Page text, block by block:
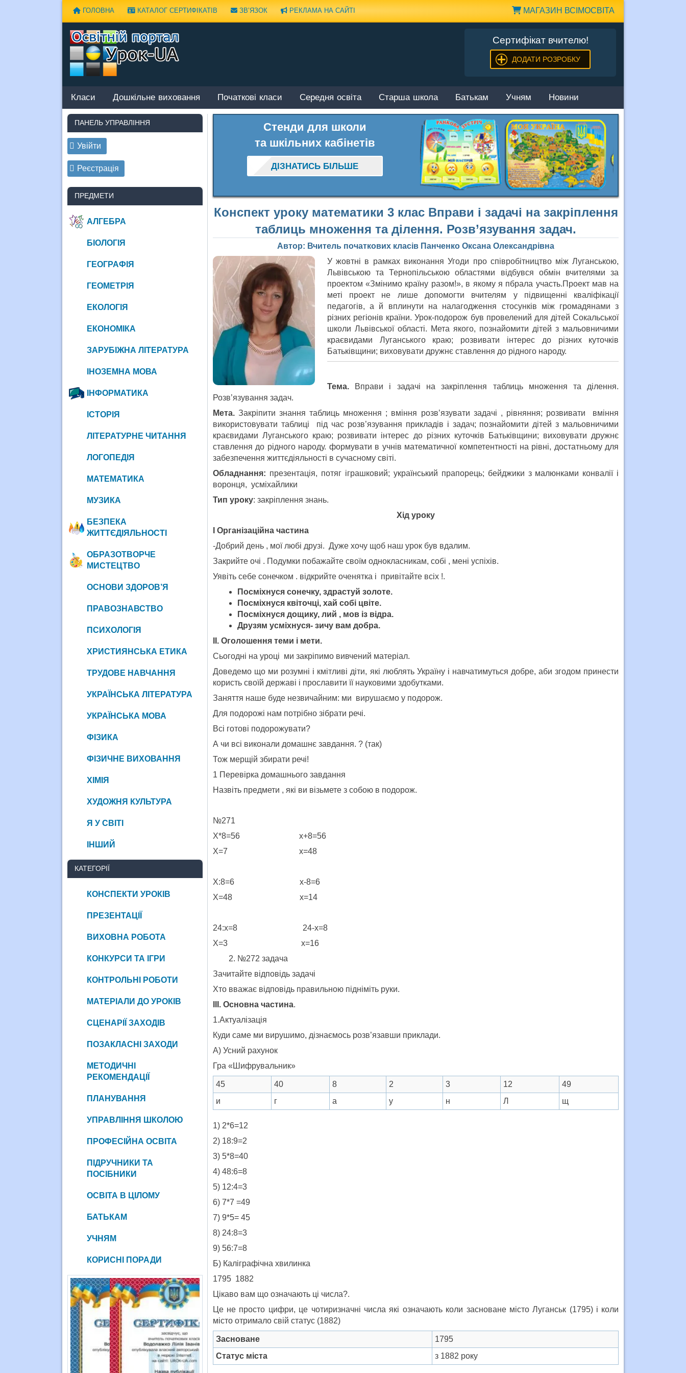
МАГАЗИН ВСІМОСВІТА
ГОЛОВНА КАТАЛОГ СЕРТИФІКАТІВ ЗВ’ЯЗОК РЕКЛАМА НА САЙТІ
Сертифікат вчителю!
ДОДАТИ РОЗРОБКУ
Класи Дошкільне виховання Початкові класи Середня освіта Старша школа Батькам Учням Новини
Стенди для школи
та шкільних кабінетів
ДІЗНАТИСЬ БІЛЬШЕ
Конспект уроку математики 3 клас Вправи і задачі на закріплення
таблиць множення та ділення. Розв’язування задач.
Автор: Вчитель початкових класів Панченко Оксана Олександрівна
У жовтні в рамках виконання Угоди про співробітництво між Луганською,
Львівською та Тернопільською областями відбувся обмін вчителями за
проектом «Змінимо країну разом!», в якому я пбрала участь.Проект мав на
меті проект не лише допомогти вчителям у підвищенні кваліфікації
педагогів, а й вплинути на налагодження стосунків між громадянами з
різних регіонів країни. Урок-подорож був провелений для дітей Сокальської
школи Львівської області. Мета якого, познайомити дітей з мальовничими
краєвидами Луганського краю; розвивати інтерес до різних куточків
Батьківщини; виховувати дружнє ставлення до рідного народу.
Тема.Вправи і задачі на закріплення таблиць множення та ділення.
Розв’язування задач.
Мета.Закріпити знання таблиць множення ; вміння розв’язувати задачі , рівняння; розвивати вміння
використовувати таблиці під час розв’язування прикладів і задач; познайомити дітей з мальовничими
краєвидами Луганського краю; розвивати інтерес до різних куточків Батьківщини; виховувати дружнє
ставлення до рідного народу. формувати в учнів математичної компетентності на рівні, достатньому для
забезпечення життєдіяльності в сучасному світі.
Обладнання: презентація, потяг іграшковий; український прапорець; бейджики з малюнками конвалії і
воронця, усміхайлики
Тип уроку: закріплення знань.
Хід уроку
І Організаційна частина
-Добрий день , мої любі друзі. Дуже хочу щоб наш урок був вдалим.
Закрийте очі . Подумки побажайте своїм однокласникам, собі , мені успіхів.
Уявіть себе сонечком . відкрийте оченятка і привітайте всіх !.
Посміхнуся сонечку, здрастуй золоте.
Посміхнуся квіточці, хай собі цвіте.
Посміхнуся дощику, лий , мов із відра.
Друзям усміхнуся- зичу вам добра.
ІІ. Оголошення теми і мети.
Сьогодні на уроці ми закріпимо вивчений матеріал.
Доведемо що ми розумні і кмітливі діти, які люблять Україну і навчатимуться добре, аби згодом принести
користь своїй державі і прославити її науковими здобутками.
Заняття наше буде незвичайним: ми вирушаємо у подорож.
Для подорожі нам потрібно зібрати речі.
Всі готові подорожувати?
А чи всі виконали домашнє завдання. ? (так)
Тож мерщій збирати речі!
1 Перевірка домашнього завдання
Назвіть предмети , які ви візьмете з собою в подорож.
№271
Х*8=56 х+8=56
Х=7 х=48
Х:8=6 х-8=6
Х=48 х=14
24:х=8 24-х=8
Х=3 х=16
№272 задача
Зачитайте відповідь задачі
Хто вважає відповідь правильною підніміть руки.
І. Основна частина.
1.Актуалізація
Куди саме ми вирушимо, дізнаємось розв’язавши приклади.
А) Усний рахунок
Гра «Шифрувальник»
45 40 8 2 3 12
49
и
г а у н Л щ
1) 2*6=12
2) 18:9=2
3) 5*8=40
4) 48:6=8
5) 12:4=3
6) 7*7 =49
7) 9*5= 45
8) 24:8=3
9) 56:7=8
Б) Каліграфічна хвилинка
1795 1882
Цікаво вам що означають ці числа?.
Це не просто цифри, це чотиризначні числа які означають коли засноване місто Луганськ (1795) і коли
місто отримало свій статус (1882)
Засноване
1795
Статус міста
з 1882 року
ПАНЕЛЬ УПРАВЛІННЯ
Увійти
Реєстрація
ПРЕДМЕТИ
АЛГЕБРА
БІОЛОГІЯ
ГЕОГРАФІЯ
ГЕОМЕТРІЯ
ЕКОЛОГІЯ
ЕКОНОМІКА
ЗАРУБІЖНА ЛІТЕРАТУРА
ІНОЗЕМНА МОВА
ІНФОРМАТИКА
ІСТОРІЯ
ЛІТЕРАТУРНЕ ЧИТАННЯ
ЛОГОПЕДІЯ
МАТЕМАТИКА
МУЗИКА
БЕЗПЕКА
ЖИТТЄДІЯЛЬНОСТІ
ОБРАЗОТВОРЧЕ
МИСТЕЦТВО
ОСНОВИ ЗДОРОВ’Я
ПРАВОЗНАВСТВО
ПСИХОЛОГІЯ
ХРИСТИЯНСЬКА ЕТИКА
ТРУДОВЕ НАВЧАННЯ
УКРАЇНСЬКА ЛІТЕРАТУРА
УКРАЇНСЬКА МОВА
ФІЗИКА
ФІЗИЧНЕ ВИХОВАННЯ
ХІМІЯ
ХУДОЖНЯ КУЛЬТУРА
Я У СВІТІ
ІНШИЙ
КАТЕГОРІЇ
КОНСПЕКТИ УРОКІВ
ПРЕЗЕНТАЦІЇ
ВИХОВНА РОБОТА
КОНКУРСИ ТА ІГРИ
КОНТРОЛЬНІ РОБОТИ
МАТЕРІАЛИ ДО УРОКІВ
СЦЕНАРІЇ ЗАХОДІВ
ПОЗАКЛАСНІ ЗАХОДИ
МЕТОДИЧНІ
РЕКОМЕНДАЦІЇ
ПЛАНУВАННЯ
УПРАВЛІННЯ ШКОЛОЮ
ПРОФЕСІЙНА ОСВІТА
ПІДРУЧНИКИ ТА
ПОСІБНИКИ
ОСВІТА В ЦІЛОМУ
БАТЬКАМ
УЧНЯМ
КОРИСНІ ПОРАДИ